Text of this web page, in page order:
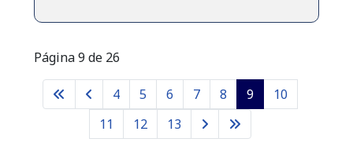
Página 9 de 26
4 5 6 7 8 9
10
11
12 13